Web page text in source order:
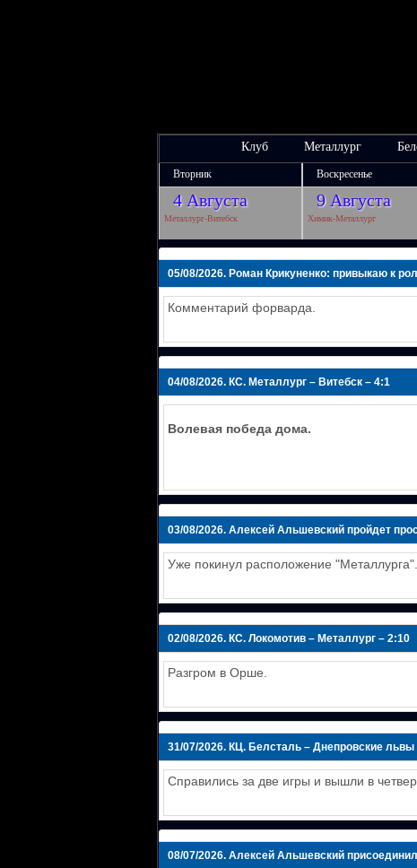
Клуб Металлург
Вторник Воскресенье
4 Августа 9 Августа
Металлург-Витебск Химик-Металлург
05/08/2026. Роман Крикуненко: привыкаю к
Комментарий форварда.
04/08/2026. КС. Металлург – Витебск – 4:1
Волевая победа дома.
03/08/2026. Алексей Альшевский пройдет
Уже покинул расположение "Металлурга".
02/08/2026. КС. Локомотив – Металлург – 2:10
Разгром в Орше.
31/07/2026. КЦ. Белсталь – Днепровские львы
Справились за две игры и вышли в
08/07/2026. Алексей Альшевский